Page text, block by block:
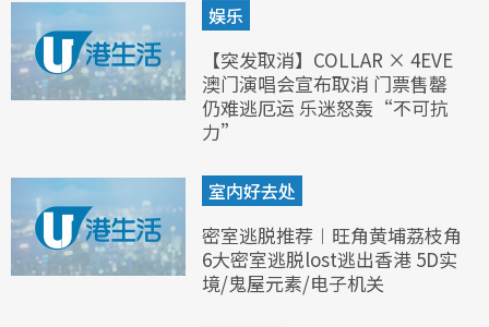
娱乐
【突发取消】COLLAR × 4EVE
澳门演唱会宣布取消 门票售罄
仍难逃厄运 乐迷怒轰“不可抗
力”
室内好去处
密室逃脱推荐︱旺角黄埔荔枝角
6大密室逃脱lost逃出香港 5D实
境/鬼屋元素/电子机关